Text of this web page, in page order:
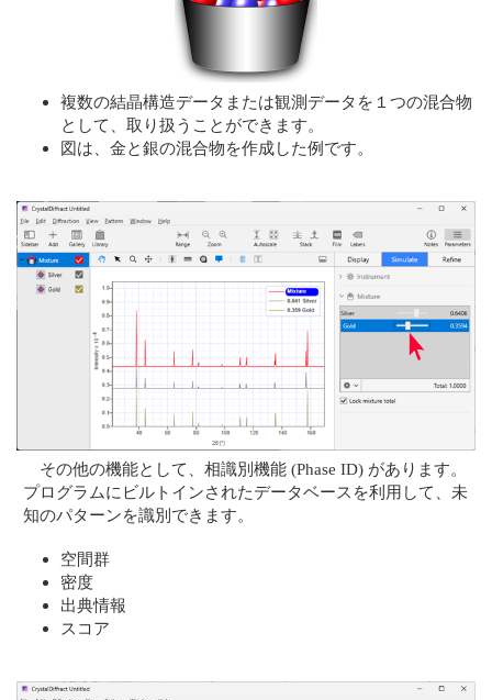
複数の結晶構造データまたは観測データを１つの混合物
として、取り扱うことができます。
図は、金と銀の混合物を作成した例です。
その他の機能として、相識別機能 (Phase ID) があります。
プログラムにビルトインされたデータベースを利用して、未
知のパターンを識別できます。
空間群
密度
出典情報
スコア